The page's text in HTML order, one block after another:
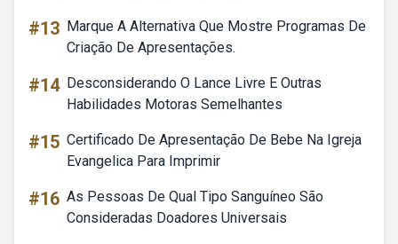
#13 Marque A Alternativa Que Mostre Programas De
Criação De Apresentações.
#14 Desconsiderando O Lance Livre E Outras
Habilidades Motoras Semelhantes
#15 Certificado De Apresentação De Bebe Na Igreja
Evangelica Para Imprimir
#16 As Pessoas De Qual Tipo Sanguíneo São
Consideradas Doadores Universais